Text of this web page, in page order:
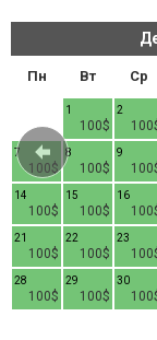
Пн Вт Ср
100$
1 2
100$
7
100$
8 9
100$
14
100$
15 16
100$
21
100$
22 23
100$
28
100$
29 30